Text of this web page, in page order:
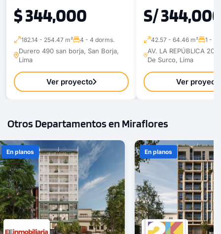
$ 344,000
182.14 - 254.47 m² 4 - 4 dorms.
Durero 490 san borja, San Borja,
Lima
Ver proyecto
S/
42.57 - 64.46 m² 1 - 2
AV. LA REPÚBLICA
De Surco, Lima
Ver
Otros Departamentos en Miraflores
En planos En planos